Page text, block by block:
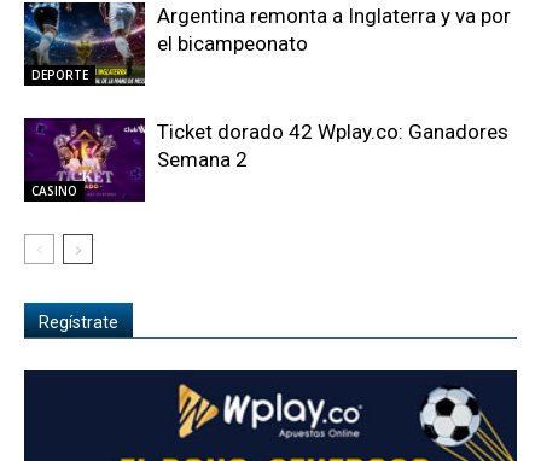
DEPORTE
Argentina remonta a Inglaterra y va por
el bicampeonato
CASINO
Ticket dorado 42 Wplay.co: Ganadores
Semana 2
Regístrate